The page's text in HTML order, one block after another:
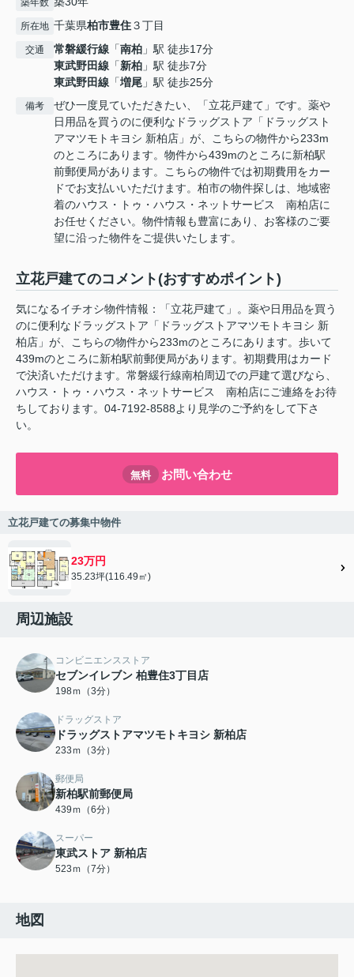
築年数
所在地 千葉県柏市豊住３丁目
交通 常磐緩行線 「南柏 」駅 徒歩17分
東武野田線 「新柏 」駅 徒歩7分
東武野田線 「増尾 」駅 徒歩25分
備考
ぜひ一度見ていただきたい、「立花戸建て」です。薬や
日用品を買うのに便利なドラッグストア「ドラッグスト
アマツモトキヨシ 新柏店」が、こちらの物件から233m
のところにあります。物件から439mのところに新柏駅
前郵便局があります。こちらの物件では初期費用をカー
ドでお支払いいただけます。柏市の物件探しは、地域密
着のハウス・トゥ・ハウス・ネットサービス 南柏店に
お任せください。物件情報も豊富にあり、お客様のご要
望に沿った物件をご提供いたします。
立花戸建てのコメント(おすすめポイント)
気になるイチオシ物件情報：「立花戸建て」。薬や日用品を買う
のに便利なドラッグストア「ドラッグストアマツモトキヨシ 新
柏店」が、こちらの物件から233mのところにあります。歩いて
439mのところに新柏駅前郵便局があります。初期費用はカード
で決済いただけます。常磐緩行線南柏周辺での戸建て選びなら、
ハウス・トゥ・ハウス・ネットサービス 南柏店にご連絡をお待
ちしております。04-7192-8588より見学のご予約をして下さ
い。
無料 お問い合わせ
立花戸建ての募集中物件
23万円
35.23坪(116.49㎡)
周辺施設
コンビニエンスストア
セブンイレブン 柏豊住3丁目店
198ｍ（3分）
ドラッグストア
ドラッグストアマツモトキヨシ 新柏店
233ｍ（3分）
郵便局
新柏駅前郵便局
439ｍ（6分）
スーパー
東武ストア 新柏店
523ｍ（7分）
地図